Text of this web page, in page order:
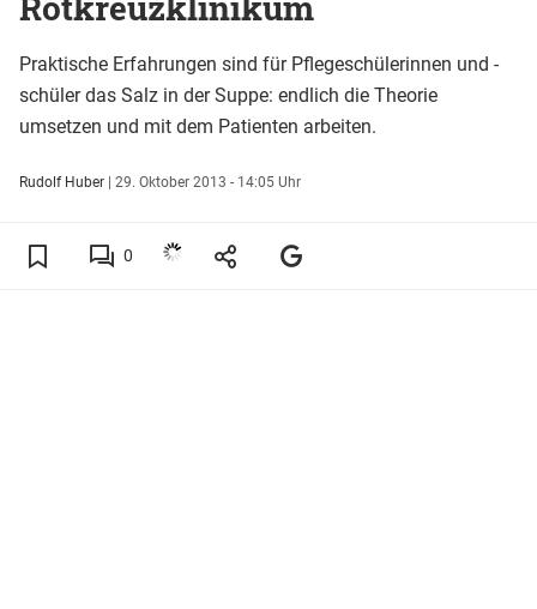
Praktische Erfahrungen sind für Pflegeschülerinnen und -
schüler das Salz in der Suppe: endlich die Theorie
umsetzen und mit dem Patienten arbeiten.
Rudolf Huber | 29. Oktober 2013 - 14:05 Uhr
0